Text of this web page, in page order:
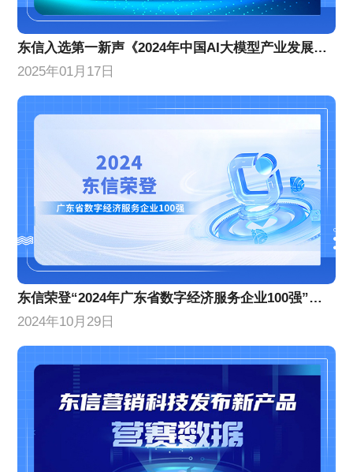
东信入选第一新声《2024年中国AI大模型产业发展与应用研究报告》产业图谱
2025年01月17日
东信荣登“2024年广东省数字经济服务企业100强”榜单，位列第10名！
2024年10月29日